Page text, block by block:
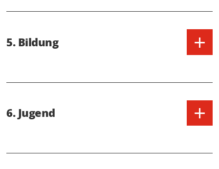
5. Bildung +
6. Jugend +